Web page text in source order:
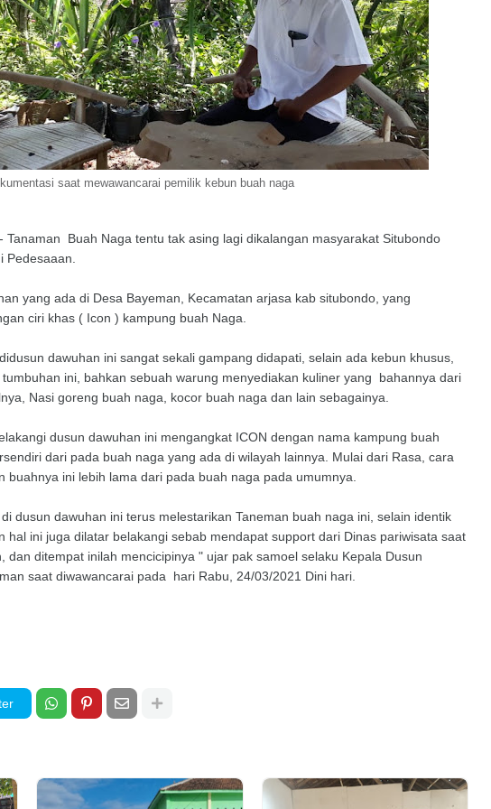
saat mewawancarai pemilik kebun buah naga
Tanaman Buah Naga tentu tak asing lagi dikalangan masyarakat Situbondo
Pedesaaan.
yang ada di Desa Bayeman, Kecamatan arjasa kab situbondo, yang
ciri khas ( Icon ) kampung buah Naga.
dawuhan ini sangat sekali gampang didapati, selain ada kebun khusus,
ini, bahkan sebuah warung menyediakan kuliner yang bahannya dari
Nasi goreng buah naga, kocor buah naga dan lain sebagainya.
dusun dawuhan ini mengangkat ICON dengan nama kampung buah
dari pada buah naga yang ada di wilayah lainnya. Mulai dari Rasa, cara
buahnya ini lebih lama dari pada buah naga pada umumnya.
dusun dawuhan ini terus melestarikan Taneman buah naga ini, selain identik
hal ini juga dilatar belakangi sebab mendapat support dari Dinas pariwisata saat
dan ditempat inilah mencicipinya " ujar pak samoel selaku Kepala Dusun
saat diwawancarai pada hari Rabu, 24/03/2021 Dini hari.